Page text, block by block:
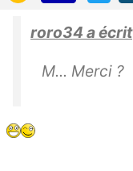
roro34 a écrit
M... Merci ?